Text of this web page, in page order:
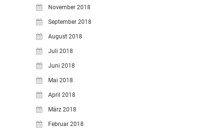
November 2018
September 2018
August 2018
Juli 2018
Juni 2018
Mai 2018
April 2018
März 2018
Februar 2018